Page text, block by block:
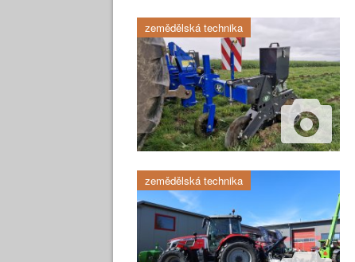
zemědělská technika
zemědělská technika